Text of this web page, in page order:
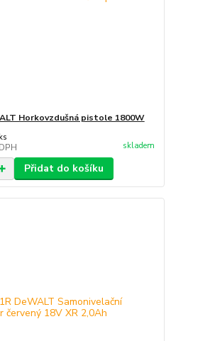
Horkovzdušná pistole 1800W
skladem
Přidat do košíku